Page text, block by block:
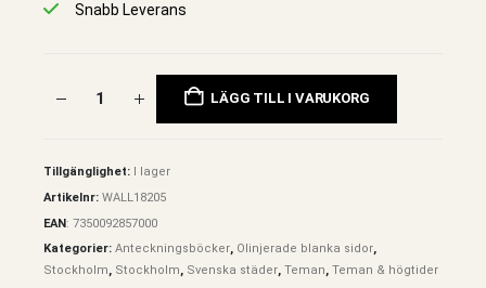
Snabb Leverans
LÄGG TILL I VARUKORG
Tillgänglighet:
I lager
Artikelnr: WALL18205
EAN: 7350092857000
Kategorier: Anteckningsböcker, Olinjerade blanka sidor,
Stockholm, Stockholm, Svenska städer, Teman, Teman & högtider